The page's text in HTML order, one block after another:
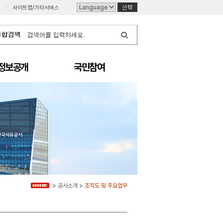
I 사이트맵/기타서비스
보공개 국민참여
> 공사소개 > 조직도 및 주요업무